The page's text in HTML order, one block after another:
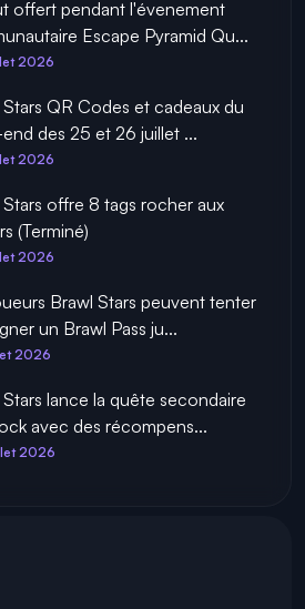
offert pendant l'évenement
Escape Pyramid Qu...
2026
Stars QR Codes et cadeaux du
des 25 et 26 juillet ...
2026
Stars offre 8 tags rocher aux
(Terminé)
2026
Brawl Stars peuvent tenter
un Brawl Pass ju...
2026
lance la quête secondaire
avec des récompens...
2026